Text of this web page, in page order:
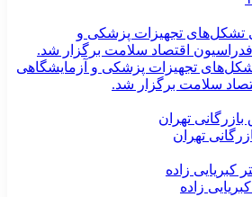
تجهیزات پزشکی و آزمایشگاهی
سلامت برگزار شد.
تهران
زاده